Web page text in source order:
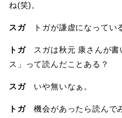
ね(笑)。
スガ トガが謙虚になってい
トガ スガは秋元 康さんが
ス」って読んだことある？
スガ いや無いなぁ。
トガ機会があったら読んで